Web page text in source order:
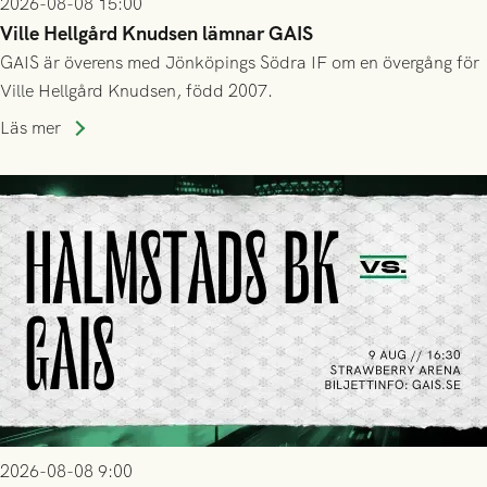
Ville Hellgård Knudsen lämnar GAIS
GAIS är överens med Jönköpings Södra IF om en övergång för
Ville Hellgård Knudsen, född 2007.
Läs mer
2026-08-08 9:00